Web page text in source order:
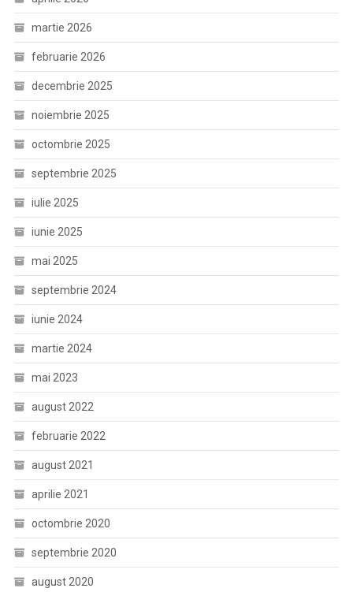
martie 2026
februarie 2026
decembrie 2025
noiembrie 2025
octombrie 2025
septembrie 2025
iulie 2025
iunie 2025
mai 2025
septembrie 2024
iunie 2024
martie 2024
mai 2023
august 2022
februarie 2022
august 2021
aprilie 2021
octombrie 2020
septembrie 2020
august 2020